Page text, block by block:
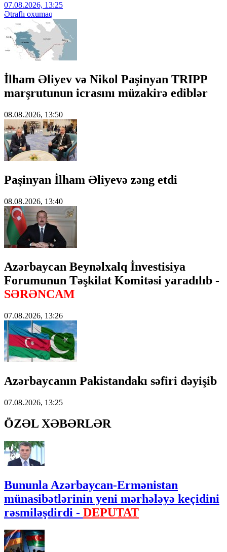
07.08.2026, 13:25
Ətraflı oxumaq
İlham Əliyev və Nikol Paşinyan TRIPP
marşrutunun icrasını müzakirə ediblər
08.08.2026, 13:50
Paşinyan İlham Əliyevə zəng etdi
08.08.2026, 13:40
Azərbaycan Beynəlxalq İnvestisiya
Forumunun Təşkilat Komitəsi yaradılıb -
SƏRƏNCAM
07.08.2026, 13:26
Azərbaycanın Pakistandakı səfiri dəyişib
07.08.2026, 13:25
ÖZƏL XƏBƏRLƏR
Bununla Azərbaycan-Ermənistan
münasibətlərinin yeni mərhələyə keçidini
rəsmiləşdirdi - DEPUTAT